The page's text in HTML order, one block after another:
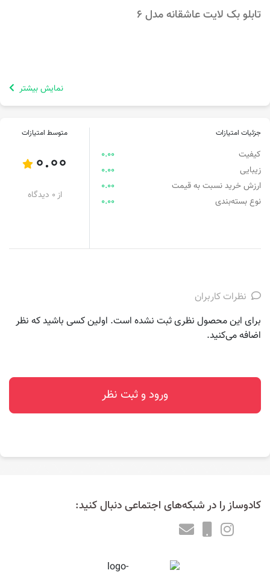
تابلو بک لایت عاشقانه مدل 6
نمایش بیشتر
جزئیات امتیازات
کیفیت
زیبایی
ارزش خرید نسبت به قیمت
نوع بسته‌بندی
0.00
0.00
0.00
0.00
متوسط امتیازات
0.00
از 0 دیدگاه
نظرات کاربران
برای این محصول نظری ثبت نشده است. اولین کسی باشید که نظر
اضافه می‌کنید.
ورود و ثبت نظر
کادوساز را در شبکه‌های اجتماعی دنبال کنید: